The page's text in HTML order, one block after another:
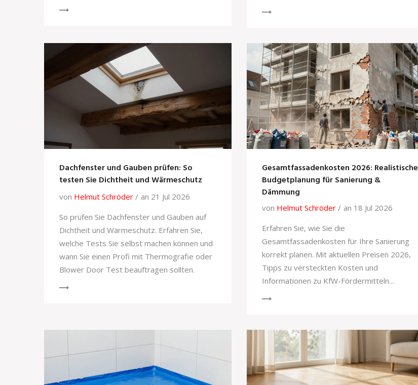
Dachfenster und Gauben prüfen: So
testen Sie Dichtheit und Wärmeschutz
von Helmut Schröder
an 21 Jul 2026
So prüfen Sie Dachfenster und Gauben auf
Dichtheit und Wärmeschutz. Erfahren Sie,
welche Tests Sie selbst machen können und
wann Sie einen Profi mit Thermografie oder
Blower Door Test beauftragen sollten.
Gesamtfassadenkosten 2026: Realistische
Budgetplanung für Sanierung &
Dämmung
von Helmut Schröder
an 18 Jul 2026
Erfahren Sie, wie Sie die
Gesamtfassadenkosten für Ihre Sanierung
korrekt planen. Mit aktuellen Preisen 2026,
Tipps zu versteckten Kosten und
Informationen zu KfW-Fördermitteln